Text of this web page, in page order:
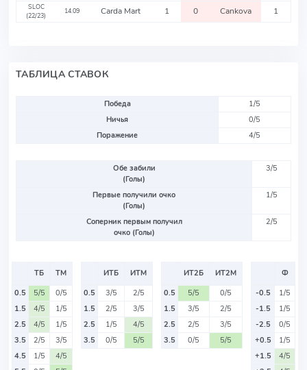
SLOC
(22/23)
14.09 Carda Mart 1 0 Cankova 1
ТАБЛИЦА СТАВОК
Победа
1/5
Ничья
0/5
Поражение
4/5
Обе забили
(Голы)
3/5
Первые получили очко
(Голы)
1/5
Соперник первым получил
очко (Голы)
2/5
ТБ
ТМ
0.5
5/5
0/5
1.5
4/5
1/5
2.5
4/5
1/5
3.5
2/5
3/5
4.5
1/5
4/5
ИТБ
ИТМ
0.5
3/5
2/5
1.5
2/5
3/5
2.5
1/5
4/5
3.5
0/5 5/5
ИТ2Б
ИТ2М
0.5
5/5
0/5
1.5
3/5
2/5
2.5
2/5
3/5
3.5
0/5 5/5
Ф
-0.5
1/5
-1.5
1/5
-2.5
0/5
+0.5
1/5
+1.5
4/5